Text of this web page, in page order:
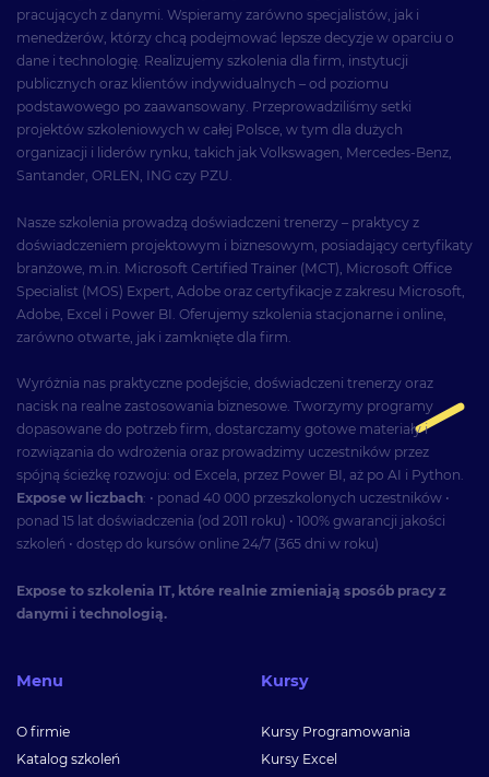
pracujących z danymi. Wspieramy zarówno specjalistów, jak i
menedżerów, którzy chcą podejmować lepsze decyzje w oparciu o
dane i technologię. Realizujemy szkolenia dla firm, instytucji
publicznych oraz klientów indywidualnych – od poziomu
podstawowego po zaawansowany. Przeprowadziliśmy setki
projektów szkoleniowych w całej Polsce, w tym dla dużych
organizacji i liderów rynku, takich jak Volkswagen, Mercedes-Benz,
Santander, ORLEN, ING czy PZU.
Nasze szkolenia prowadzą doświadczeni trenerzy – praktycy z
doświadczeniem projektowym i biznesowym, posiadający certyfikaty
branżowe, m.in. Microsoft Certified Trainer (MCT), Microsoft Office
Specialist (MOS) Expert, Adobe oraz certyfikacje z zakresu Microsoft,
Adobe, Excel i Power BI. Oferujemy szkolenia stacjonarne i online,
zarówno otwarte, jak i zamknięte dla firm.
Wyróżnia nas praktyczne podejście, doświadczeni trenerzy oraz
nacisk na realne zastosowania biznesowe. Tworzymy programy
dopasowane do potrzeb firm, dostarczamy gotowe materiały i
rozwiązania do wdrożenia oraz prowadzimy uczestników przez
spójną ścieżkę rozwoju: od Excela, przez Power BI, aż po AI i Python.
Expose w liczbach: • ponad 40 000 przeszkolonych uczestników •
ponad 15 lat doświadczenia (od 2011 roku) • 100% gwarancji jakości
szkoleń • dostęp do kursów online 24/7 (365 dni w roku)
Expose to szkolenia IT, które realnie zmieniają sposób pracy z
danymi i technologią.
Menu
O firmie
Katalog szkoleń
Kursy
Kursy Programowania
Kursy Excel